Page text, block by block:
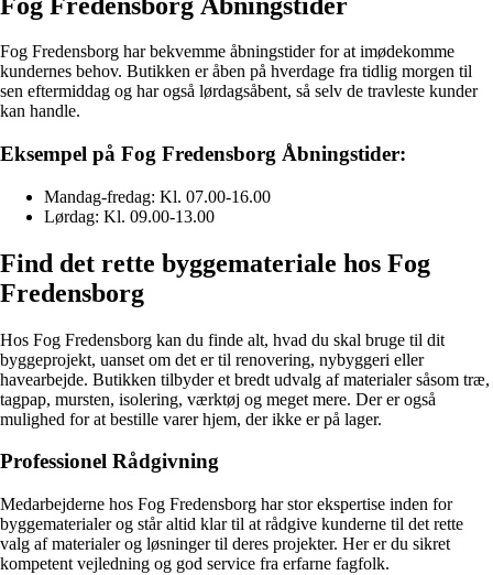
Fog Fredensborg har bekvemme åbningstider for at imødekomme
kundernes behov. Butikken er åben på hverdage fra tidlig morgen til
sen eftermiddag og har også lørdagsåbent, så selv de travleste kunder
kan handle.
Eksempel på Fog Fredensborg Åbningstider:
Mandag-fredag: Kl. 07.00-16.00
Lørdag: Kl. 09.00-13.00
Find det rette byggemateriale hos Fog
Fredensborg
Hos Fog Fredensborg kan du finde alt, hvad du skal bruge til dit
byggeprojekt, uanset om det er til renovering, nybyggeri eller
havearbejde. Butikken tilbyder et bredt udvalg af materialer såsom træ,
tagpap, mursten, isolering, værktøj og meget mere. Der er også
mulighed for at bestille varer hjem, der ikke er på lager.
Professionel Rådgivning
Medarbejderne hos Fog Fredensborg har stor ekspertise inden for
byggematerialer og står altid klar til at rådgive kunderne til det rette
valg af materialer og løsninger til deres projekter. Her er du sikret
kompetent vejledning og god service fra erfarne fagfolk.